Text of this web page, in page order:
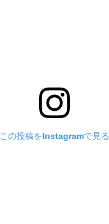
この投稿をInstagramで見る